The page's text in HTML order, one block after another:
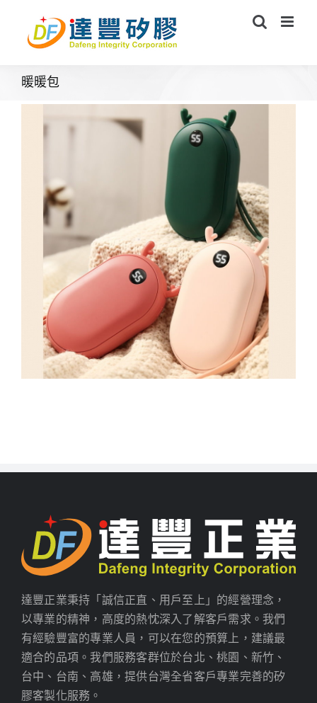
content
暖暖包
達豐正業秉持「誠信正直、用戶至上」的經營理念，
以專業的精神，高度的熱忱深入了解客戶需求。我們
有經驗豐富的專業人員，可以在您的預算上，建議最
適合的品項。我們服務客群位於台北、桃園、新竹、
台中、台南、高雄，提供台灣全省客戶專業完善的矽
膠客製化服務。